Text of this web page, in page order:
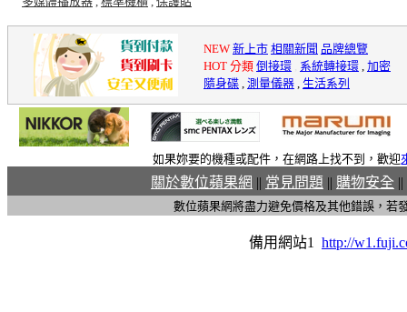
NEW 新上市 相關新聞 品牌總覽
HOT 分類 倒接環 系統轉接環 , 加密
隨身碟 , 測量儀器 , 生活系列
如果妳要的機種或配件，在網路上找不到，歡迎
關於數位蘋果網 || 常見問題 || 購物安全 ||
數位蘋果網將盡力避免價格及其他錯誤，若
備用網站1 http://